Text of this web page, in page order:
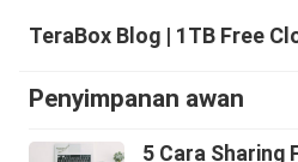
Penyimpanan awan
5 Cara Sharing